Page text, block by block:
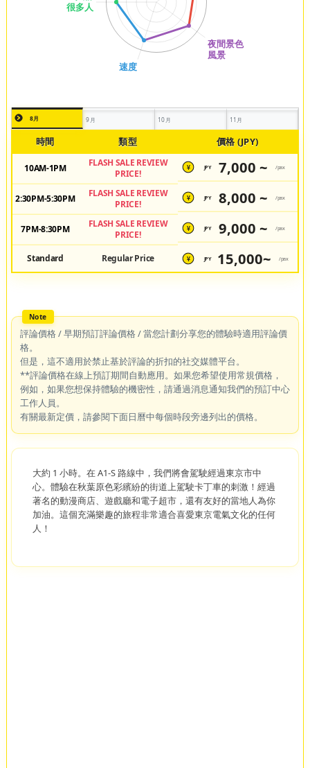
8月 9月 10月 11月
時間 類型 價格 (JPY)
10AM-1PM
FLASH SALE REVIEW
PRICE!
¥ JPY 7,000 ~ /pax
2:30PM-5:30PM
FLASH SALE REVIEW
PRICE!
¥ JPY 8,000 ~ /pax
7PM-8:30PM
FLASH SALE REVIEW
PRICE!
¥ JPY 9,000 ~ /pax
Standard Regular Price ¥ JPY 15,000~ /pax
評論價格 / 早期預訂評論價格 / 當您計劃分享您的體驗時適用評論價
格。
但是，這不適用於禁止基於評論的折扣的社交媒體平台。
**評論價格在線上預訂期間自動應用。如果您希望使用常規價格，
例如，如果您想保持體驗的機密性，請通過消息通知我們的預訂中心
工作人員。
有關最新定價，請參閱下面日曆中每個時段旁邊列出的價格。
大約 1 小時。在 A1-S 路線中，我們將會駕駛經過東京市中
心。體驗在秋葉原色彩繽紛的街道上駕駛卡丁車的刺激！經過
著名的動漫商店、遊戲廳和電子超市，還有友好的當地人為你
加油。這個充滿樂趣的旅程非常適合喜愛東京電氣文化的任何
人！